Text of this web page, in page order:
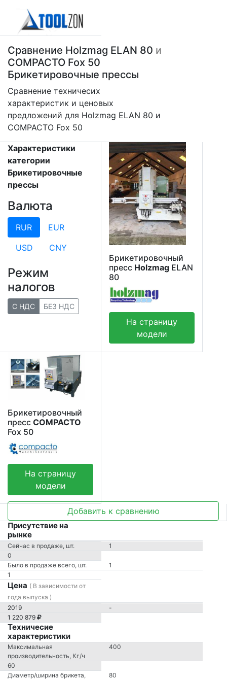
Сравнение Holzmag ELAN 80 и
COMPACTO Fox 50
Брикетировочные прессы
Сравнение техничесих
характеристик и ценовых
предложений для Holzmag ELAN 80 и
COMPACTO Fox 50
Характеристики
категории
Брикетировочные
прессы
Валюта
RUR
EUR
USD
CNY
Режим
налогов
С НДС БЕЗ НДС
Брикетировочный
пресс Holzmag ELAN
80
На страницу
модели
Брикетировочный
пресс COMPACTO
Fox 50
На страницу
модели
Добавить к сравнению
Присутствие на
рынке
Сейчас в продаже, шт.
1
0
Было в продаже всего, шт.
1
1
Цена ( В зависимости от
года выпуска )
2019
-
1 220 879
Техничесие
характеристики
Максимальная
производительность, Кг/ч
400
60
Диаметр/ширина брикета,
80